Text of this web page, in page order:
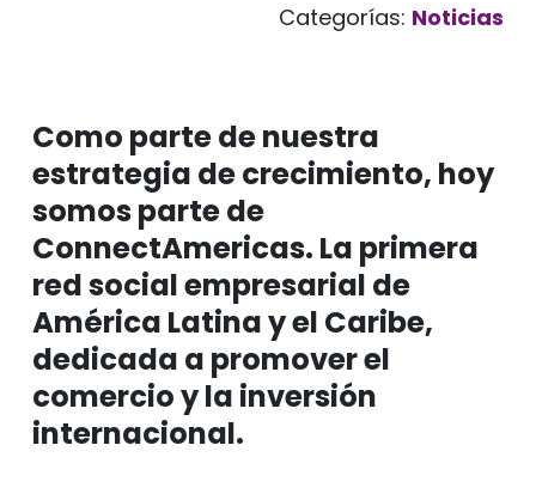
Categorías: Noticias
Como parte de nuestra
estrategia de crecimiento, hoy
somos parte de
ConnectAmericas. La primera
red social empresarial de
América Latina y el Caribe,
dedicada a promover el
comercio y la inversión
internacional.